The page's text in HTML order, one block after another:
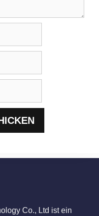
Co., Ltd ist ein